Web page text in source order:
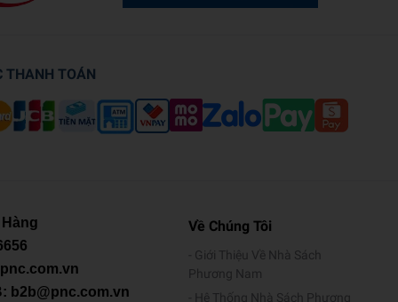
THANH TOÁN
b2b@pnc.com.vn
Về Chúng Tôi
Giới Thiệu Về Nhà Sách
Phương Nam
Hệ Thống Nhà Sách Phương